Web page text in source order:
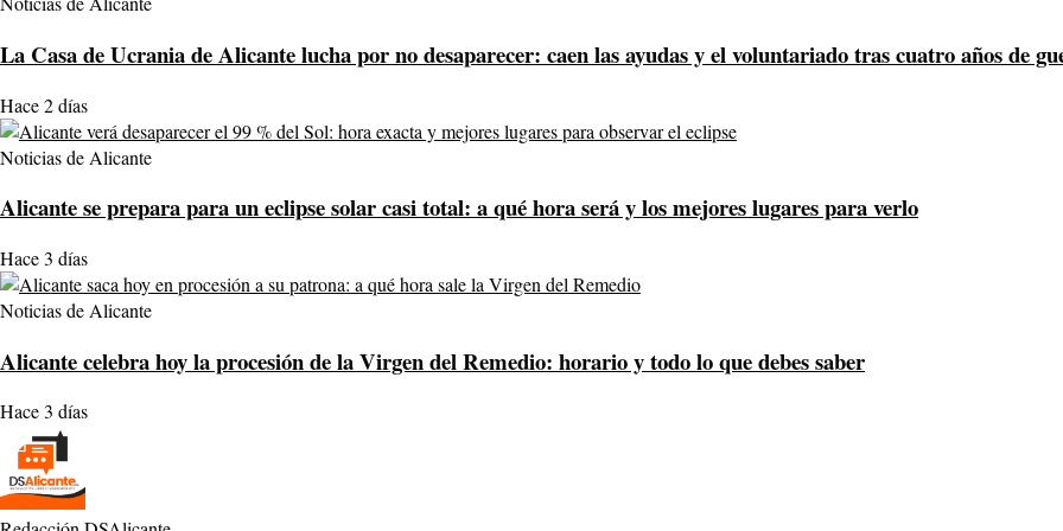
La Casa de Ucrania de Alicante lucha por no desaparecer: caen las ayudas y el voluntariado tras cuatro años de
Hace 2 días
Noticias de Alicante
Alicante se prepara para un eclipse solar casi total: a qué hora será y los mejores lugares para verlo
Hace 3 días
Noticias de Alicante
Alicante celebra hoy la procesión de la Virgen del Remedio: horario y todo lo que debes saber
Hace 3 días